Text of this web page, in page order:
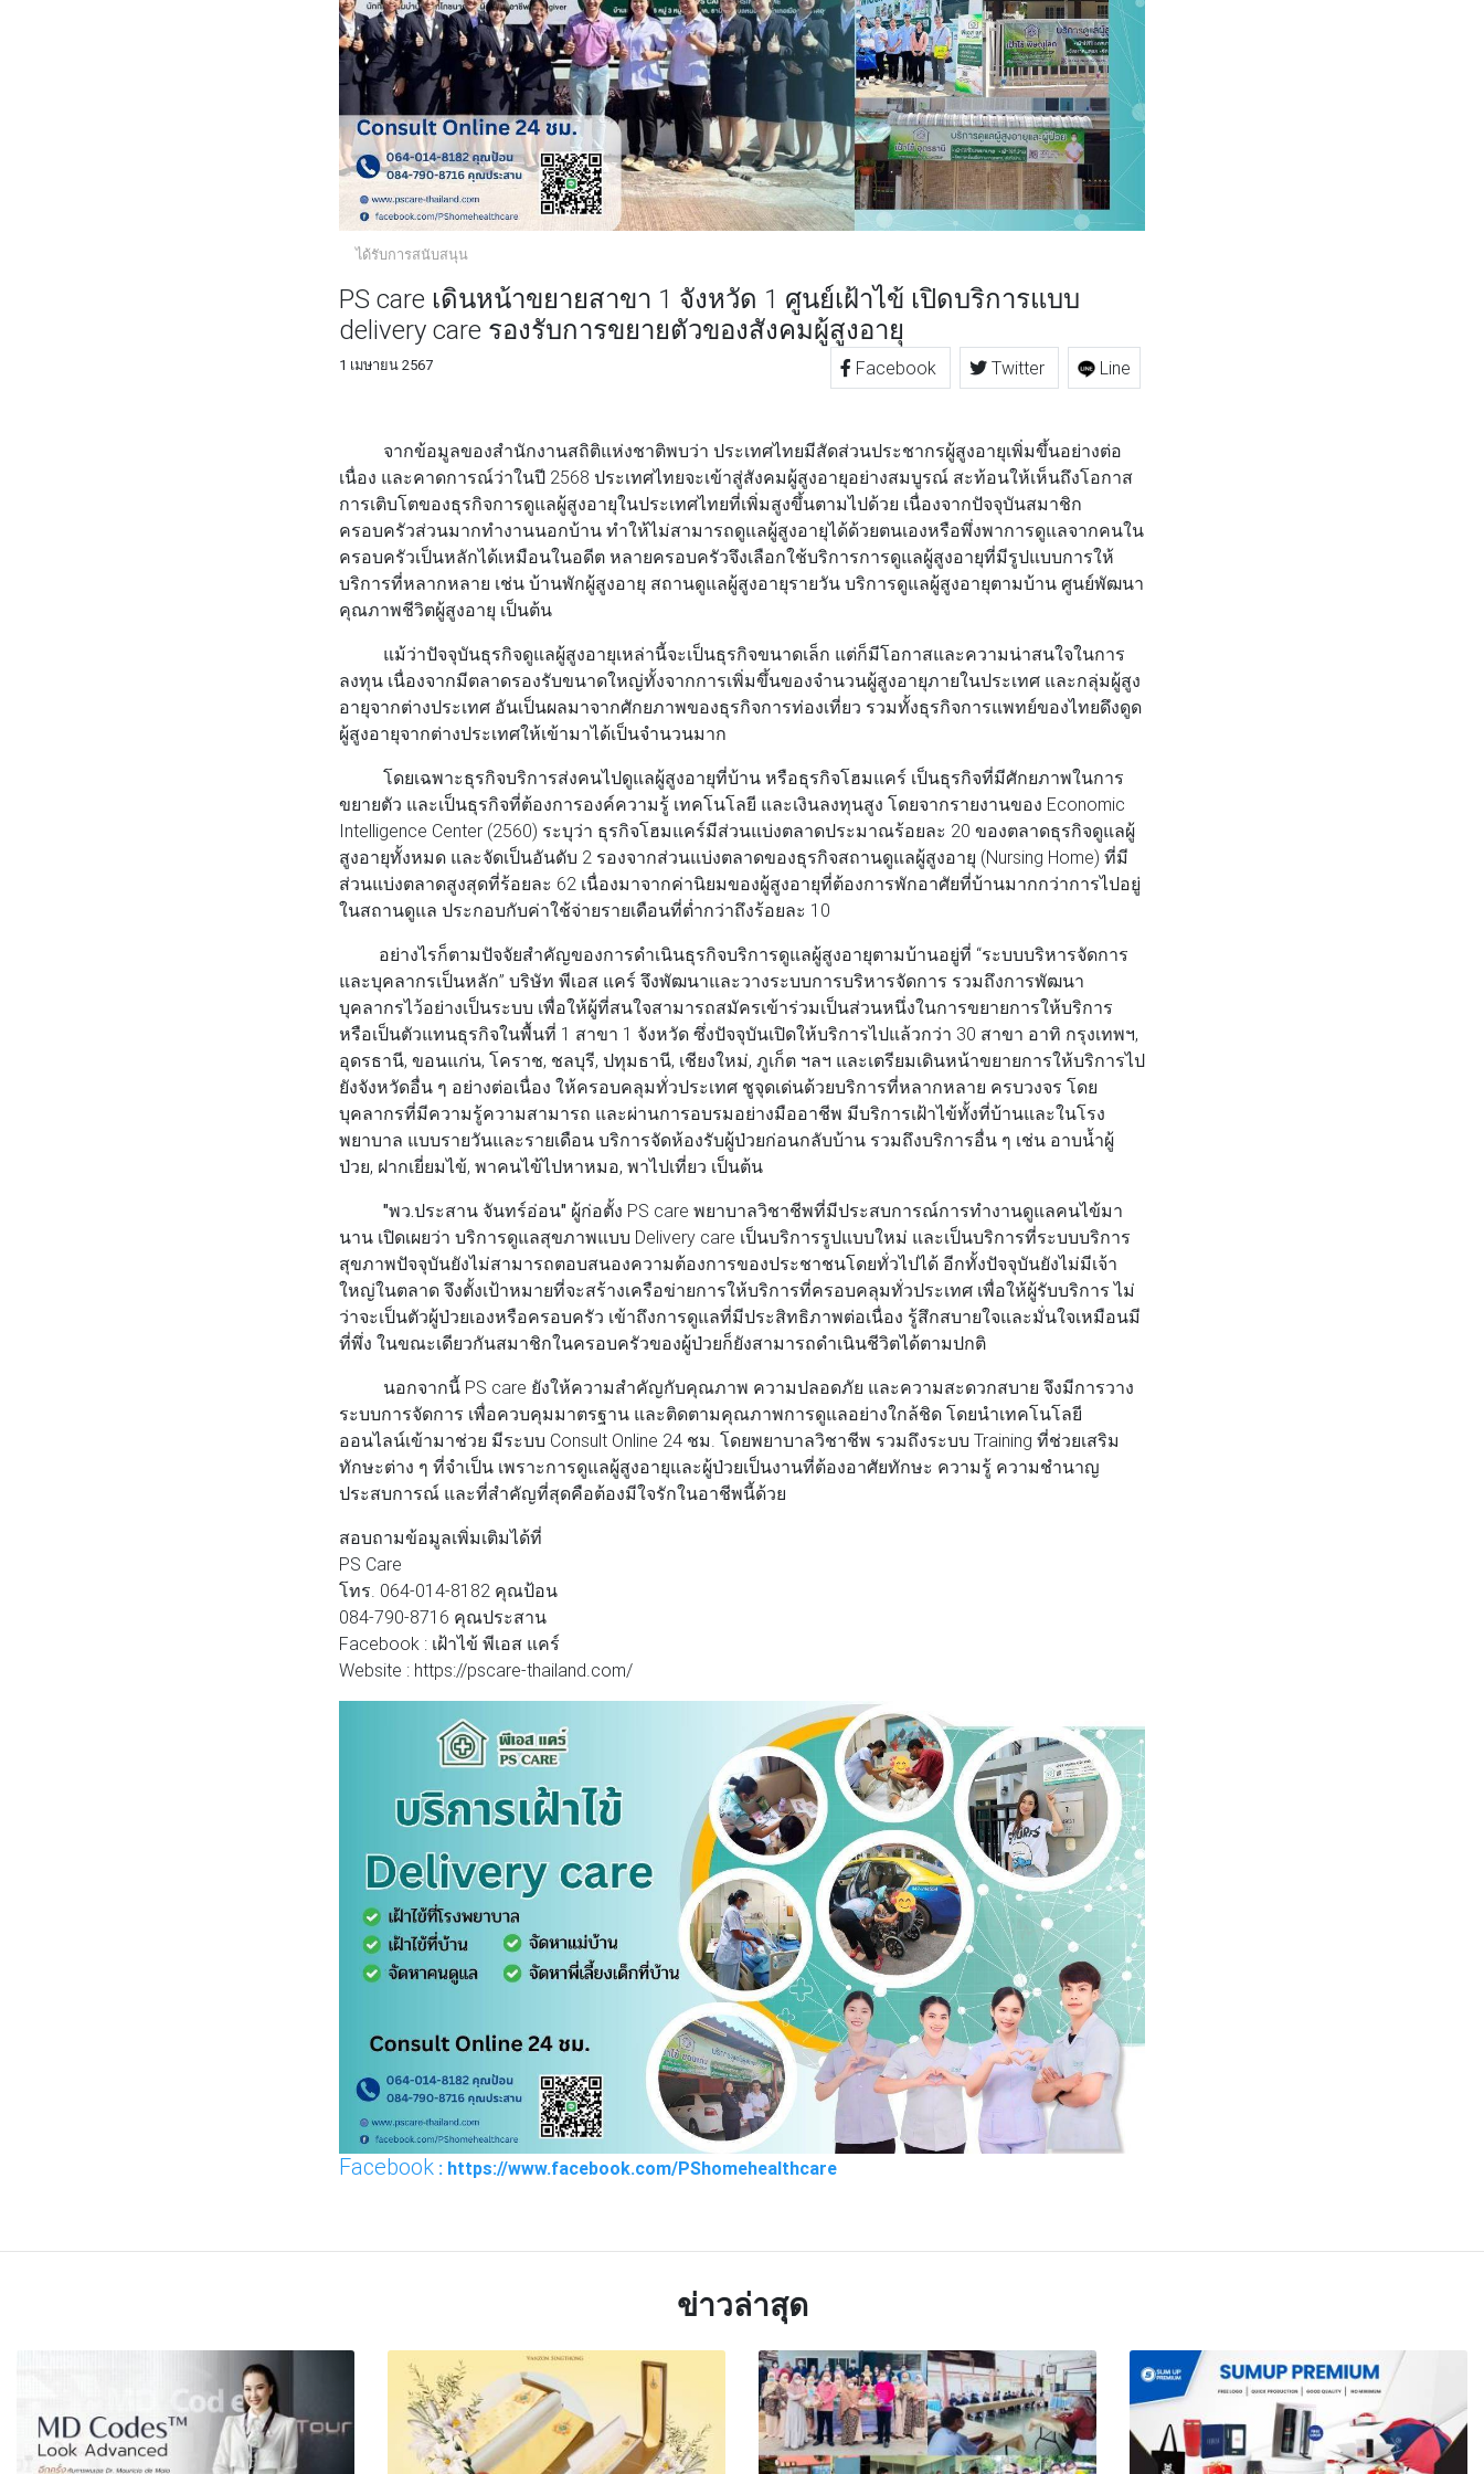
ได้รับการสนับสนุน
PS care เดินหน้าขยายสาขา 1 จังหวัด 1 ศูนย์เฝ้าไข้ เปิดบริการแบบ
delivery care รองรับการขยายตัวของสังคมผู้สูงอายุ
1 เมษายน 2567 Facebook Twitter
Line
จากข้อมูลของสำนักงานสถิติแห่งชาติพบว่า ประเทศไทยมีสัดส่วนประชากรผู้สูงอายุเพิ่มขึ้นอย่างต่อ
เนื่อง และคาดการณ์ว่าในปี 2568 ประเทศไทยจะเข้าสู่สังคมผู้สูงอายุอย่างสมบูรณ์ สะท้อนให้เห็นถึงโอกาส
การเติบโตของธุรกิจการดูแลผู้สูงอายุในประเทศไทยที่เพิ่มสูงขึ้นตามไปด้วย เนื่องจากปัจจุบันสมาชิก
ครอบครัวส่วนมากทำงานนอกบ้าน ทำให้ไม่สามารถดูแลผู้สูงอายุได้ด้วยตนเองหรือพึ่งพาการดูแลจากคนใน
ครอบครัวเป็นหลักได้เหมือนในอดีต หลายครอบครัวจึงเลือกใช้บริการการดูแลผู้สูงอายุที่มีรูปแบบการให้
บริการที่หลากหลาย เช่น บ้านพักผู้สูงอายุ สถานดูแลผู้สูงอายุรายวัน บริการดูแลผู้สูงอายุตามบ้าน ศูนย์พัฒนา
คุณภาพชีวิตผู้สูงอายุ เป็นต้น
แม้ว่าปัจจุบันธุรกิจดูแลผู้สูงอายุเหล่านี้จะเป็นธุรกิจขนาดเล็ก แต่ก็มีโอกาสและความน่าสนใจในการ
ลงทุน เนื่องจากมีตลาดรองรับขนาดใหญ่ทั้งจากการเพิ่มขึ้นของจำนวนผู้สูงอายุภายในประเทศ และกลุ่มผู้สูง
อายุจากต่างประเทศ อันเป็นผลมาจากศักยภาพของธุรกิจการท่องเที่ยว รวมทั้งธุรกิจการแพทย์ของไทยดึงดูด
ผู้สูงอายุจากต่างประเทศให้เข้ามาได้เป็นจำนวนมาก
โดยเฉพาะธุรกิจบริการส่งคนไปดูแลผู้สูงอายุที่บ้าน หรือธุรกิจโฮมแคร์ เป็นธุรกิจที่มีศักยภาพในการ
ขยายตัว และเป็นธุรกิจที่ต้องการองค์ความรู้ เทคโนโลยี และเงินลงทุนสูง โดยจากรายงานของ Economic
Intelligence Center (2560) ระบุว่า ธุรกิจโฮมแคร์มีส่วนแบ่งตลาดประมาณร้อยละ 20 ของตลาดธุรกิจดูแลผู้
สูงอายุทั้งหมด และจัดเป็นอันดับ 2 รองจากส่วนแบ่งตลาดของธุรกิจสถานดูแลผู้สูงอายุ (Nursing Home) ที่มี
ส่วนแบ่งตลาดสูงสุดที่ร้อยละ 62 เนื่องมาจากค่านิยมของผู้สูงอายุที่ต้องการพักอาศัยที่บ้านมากกว่าการไปอยู่
ในสถานดูแล ประกอบกับค่าใช้จ่ายรายเดือนที่ต่ำกว่าถึงร้อยละ 10
อย่างไรก็ตามปัจจัยสำคัญของการดำเนินธุรกิจบริการดูแลผู้สูงอายุตามบ้านอยู่ที่ “ระบบบริหารจัดการ
และบุคลากรเป็นหลัก” บริษัท พีเอส แคร์ จึงพัฒนาและวางระบบการบริหารจัดการ รวมถึงการพัฒนา
บุคลากรไว้อย่างเป็นระบบ เพื่อให้ผู้ที่สนใจสามารถสมัครเข้าร่วมเป็นส่วนหนึ่งในการขยายการให้บริการ
หรือเป็นตัวแทนธุรกิจในพื้นที่ 1 สาขา 1 จังหวัด ซึ่งปัจจุบันเปิดให้บริการไปแล้วกว่า 30 สาขา อาทิ กรุงเทพฯ,
อุดรธานี, ขอนแก่น, โคราช, ชลบุรี, ปทุมธานี, เชียงใหม่, ภูเก็ต ฯลฯ และเตรียมเดินหน้าขยายการให้บริการไป
ยังจังหวัดอื่น ๆ อย่างต่อเนื่อง ให้ครอบคลุมทั่วประเทศ ชูจุดเด่นด้วยบริการที่หลากหลาย ครบวงจร โดย
บุคลากรที่มีความรู้ความสามารถ และผ่านการอบรมอย่างมืออาชีพ มีบริการเฝ้าไข้ทั้งที่บ้านและในโรง
พยาบาล แบบรายวันและรายเดือน บริการจัดห้องรับผู้ป่วยก่อนกลับบ้าน รวมถึงบริการอื่น ๆ เช่น อาบน้ำผู้
ป่วย, ฝากเยี่ยมไข้, พาคนไข้ไปหาหมอ, พาไปเที่ยว เป็นต้น
"พว.ประสาน จันทร์อ่อน" ผู้ก่อตั้ง PS care พยาบาลวิชาชีพที่มีประสบการณ์การทำงานดูแลคนไข้มา
นาน เปิดเผยว่า บริการดูแลสุขภาพแบบ Delivery care เป็นบริการรูปแบบใหม่ และเป็นบริการที่ระบบบริการ
สุขภาพปัจจุบันยังไม่สามารถตอบสนองความต้องการของประชาชนโดยทั่วไปได้ อีกทั้งปัจจุบันยังไม่มีเจ้า
ใหญ่ในตลาด จึงตั้งเป้าหมายที่จะสร้างเครือข่ายการให้บริการที่ครอบคลุมทั่วประเทศ เพื่อให้ผู้รับบริการ ไม่
ว่าจะเป็นตัวผู้ป่วยเองหรือครอบครัว เข้าถึงการดูแลที่มีประสิทธิภาพต่อเนื่อง รู้สึกสบายใจและมั่นใจเหมือนมี
ที่พึ่ง ในขณะเดียวกันสมาชิกในครอบครัวของผู้ป่วยก็ยังสามารถดำเนินชีวิตได้ตามปกติ
นอกจากนี้ PS care ยังให้ความสำคัญกับคุณภาพ ความปลอดภัย และความสะดวกสบาย จึงมีการวาง
ระบบการจัดการ เพื่อควบคุมมาตรฐาน และติดตามคุณภาพการดูแลอย่างใกล้ชิด โดยนำเทคโนโลยี
ออนไลน์เข้ามาช่วย มีระบบ Consult Online 24 ชม. โดยพยาบาลวิชาชีพ รวมถึงระบบ Training ที่ช่วยเสริม
ทักษะต่าง ๆ ที่จำเป็น เพราะการดูแลผู้สูงอายุและผู้ป่วยเป็นงานที่ต้องอาศัยทักษะ ความรู้ ความชำนาญ
ประสบการณ์ และที่สำคัญที่สุดคือต้องมีใจรักในอาชีพนี้ด้วย
สอบถามข้อมูลเพิ่มเติมได้ที่
PS Care
โทร. 064-014-8182 คุณป้อน
084-790-8716 คุณประสาน
Facebook : เฝ้าไข้ พีเอส แคร์
Website : https://pscare-thailand.com/
Facebook : https://www.facebook.com/PShomehealthcare
ข่าวล่าสุด